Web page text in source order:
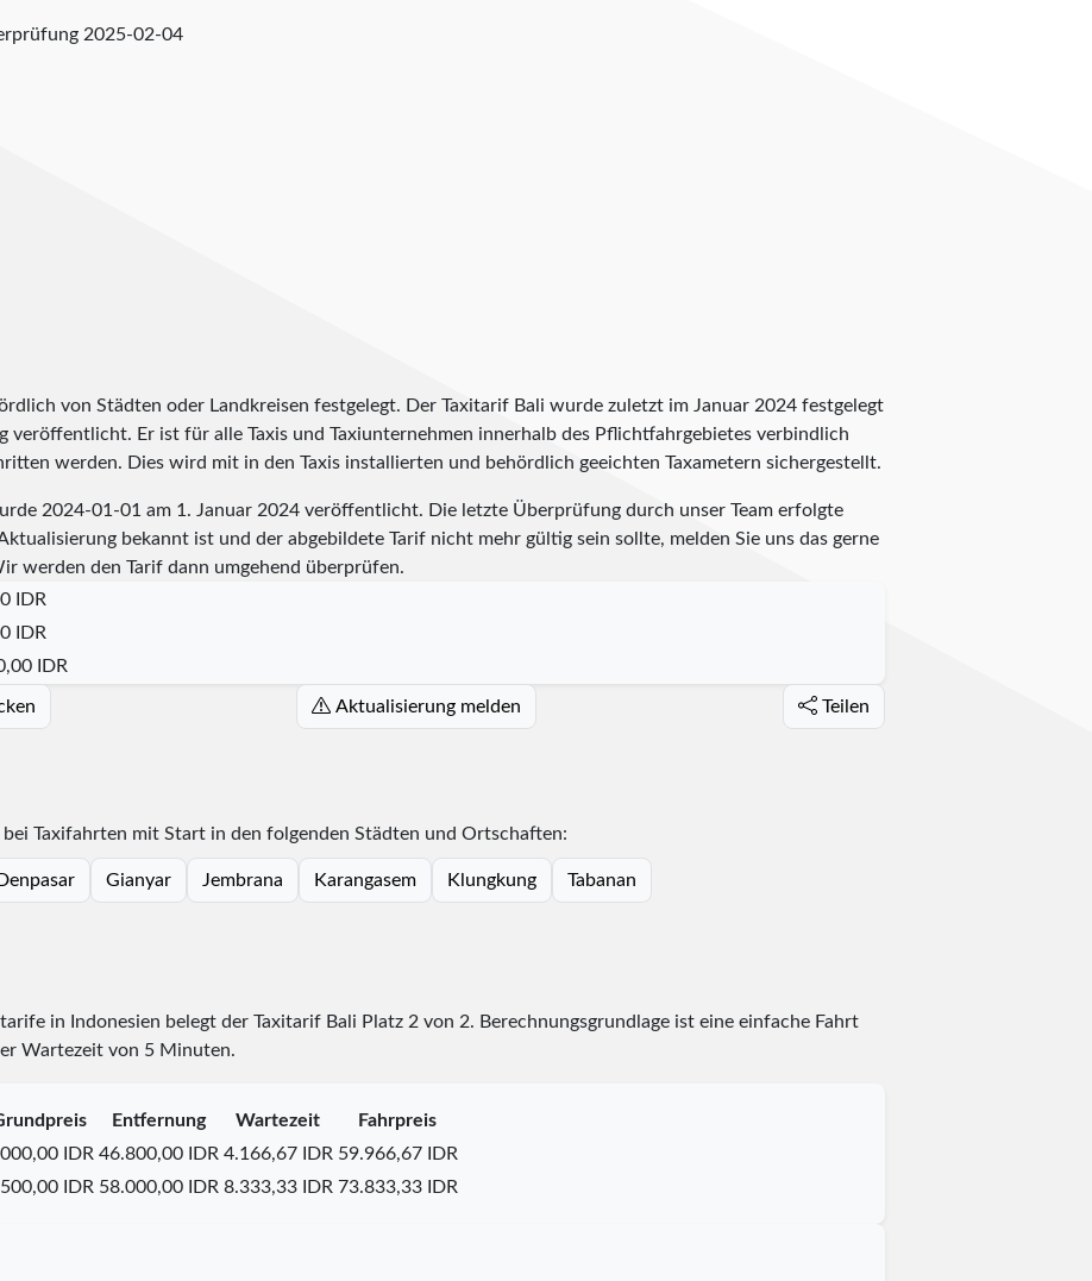
2025-02-04
von Städten oder Landkreisen festgelegt. Der Taxitarif Bali wurde zuletzt im Januar 2024 festgelegt
veröffentlicht. Er ist für alle Taxis und Taxiunternehmen innerhalb des Pflichtfahrgebietes verbindlich
werden. Dies wird mit in den Taxis installierten und behördlich geeichten Taxametern sichergestellt.
2024-01-01 am 1. Januar 2024 veröffentlicht. Die letzte Überprüfung durch unser Team erfolgte
bekannt ist und der abgebildete Tarif nicht mehr gültig sein sollte, melden Sie uns das gerne
werden den Tarif dann umgehend überprüfen.
IDR
IDR
IDR
Aktualisierung melden Teilen
Taxifahrten mit Start in den folgenden Städten und Ortschaften:
Denpasar Gianyar Jembrana Karangasem Klungkung Tabanan
in Indonesien belegt der Taxitarif Bali Platz 2 von 2. Berechnungsgrundlage ist eine einfache Fahrt
Wartezeit von 5 Minuten.
Entfernung Wartezeit
Fahrpreis
IDR 46.800,00 IDR 4.166,67 IDR 59.966,67 IDR
IDR 58.000,00 IDR 8.333,33 IDR 73.833,33 IDR